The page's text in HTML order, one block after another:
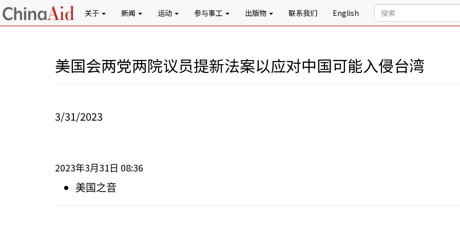
关于 新闻 运动 参与事工 出版物 联系我们 English
美国会两党两院议员提新法案以应对中国可能入侵台湾
3/31/2023
2023年3月 31 日 08:36
美国之音